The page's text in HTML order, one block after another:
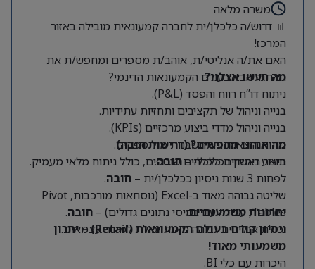
משרה מלאה
📊 דרוש/ה כלכלן/ית לחברה קמעונאית מובילה באזור
המרכז!
האם את/ה אנליטי/ת, אוהב/ת מספרים ומחפש/ת את
האתגר הבא בעולם הקמעונאות הדינמי?
מה תעשו אצלנו?
ניתוח דו”ח רווח והפסד (P&L).
בנייה וניהול של תקציבים ותחזיות עתידיות.
בנייה וניהול מדדי ביצוע מרכזיים (KPIs).
ניתוח הוצאות והתחשבנות מול ספקים.
ביצוע ניתוחים כלכליים שוטפים, כולל ניתוח מלאי מעמיק.
מה אנחנו מחפשים? (דרישות חובה)
תואר ראשון בכלכלה –חובה.
לפחות 3 שנות ניסיון ככלכלן/ית –
חובה.
שליטה גבוהה מאוד ב-Excel (נוסחאות מורכבות, Pivot
Tables, עבודה עם בסיסי נתונים גדולים) –
חובה.
יכולת אנליטית גבוהה מאוד ויכולת למידה עצמאית.
יתרונות משמעותיים:
ניסיון קודם בעולם הקמעונאות (Retail) – יתרון
משמעותי מאוד!
היכרות עם כלי BI.